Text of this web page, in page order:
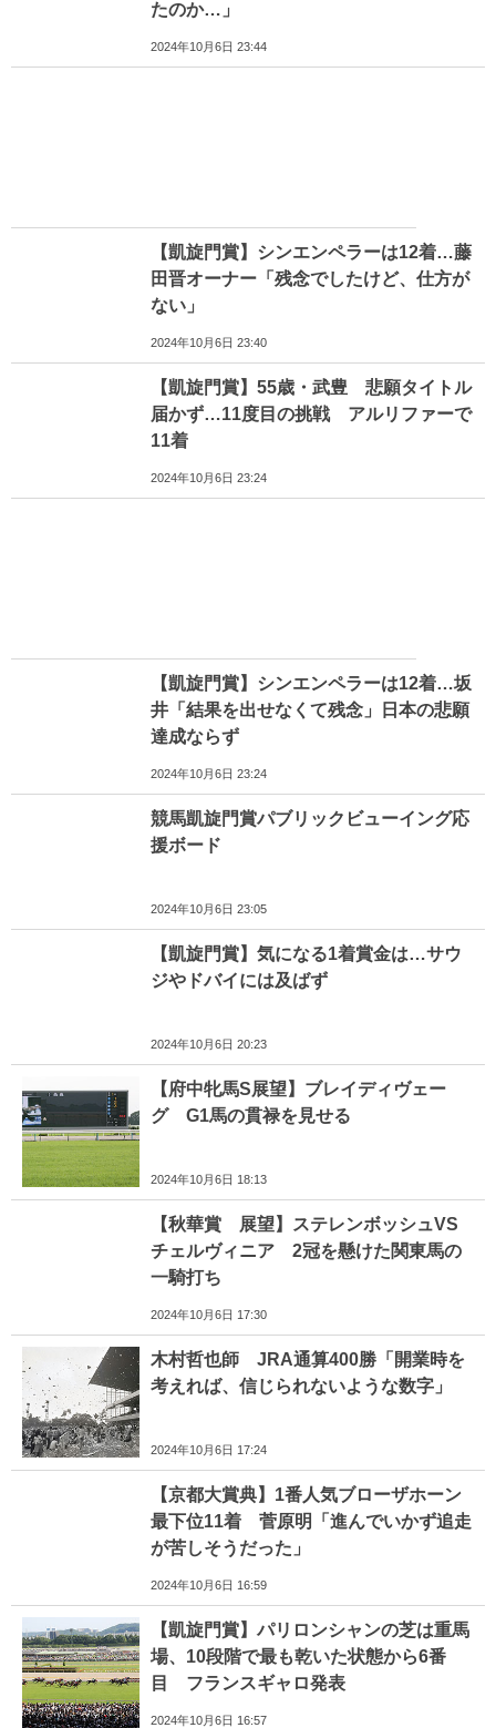
たのか…」
2024年10月6日 23:44
【凱旋門賞】シンエンペラーは12着…藤
田晋オーナー「残念でしたけど、仕方が
ない」
2024年10月6日 23:40
【凱旋門賞】55歳・武豊 悲願タイトル
届かず…11度目の挑戦 アルリファーで
11着
2024年10月6日 23:24
【凱旋門賞】シンエンペラーは12着…坂
井「結果を出せなくて残念」日本の悲願
達成ならず
2024年10月6日 23:24
競馬凱旋門賞パブリックビューイング応
援ボード
2024年10月6日 23:05
【凱旋門賞】気になる1着賞金は…サウ
ジやドバイには及ばず
2024年10月6日 20:23
【府中牝馬S展望】ブレイディヴェー
グ G1馬の貫禄を見せる
2024年10月6日 18:13
【秋華賞 展望】ステレンボッシュVS
チェルヴィニア 2冠を懸けた関東馬の
一騎打ち
2024年10月6日 17:30
木村哲也師 JRA通算400勝「開業時を
考えれば、信じられないような数字」
2024年10月6日 17:24
【京都大賞典】1番人気ブローザホーン
最下位11着 菅原明「進んでいかず追走
が苦しそうだった」
2024年10月6日 16:59
【凱旋門賞】パリロンシャンの芝は重馬
場、10段階で最も乾いた状態から6番
目 フランスギャロ発表
2024年10月6日 16:57